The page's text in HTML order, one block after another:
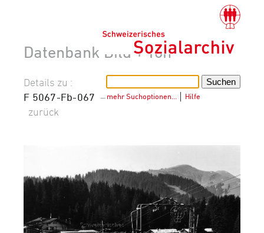
Datenbank Bild + Ton
mehr Suchoptionen… Hilfe
Details zu :
F 5067-Fb-067 –
zurück